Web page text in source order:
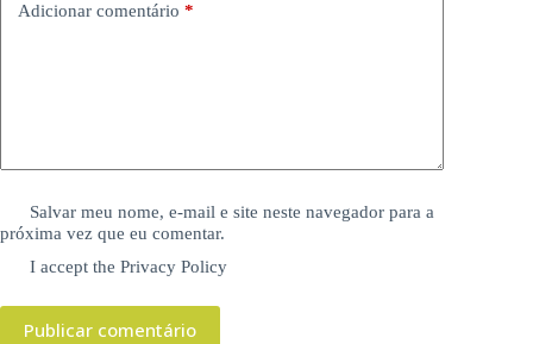
Adicionar comentário *
Salvar meu nome, e-mail e site neste navegador para a
próxima vez que eu comentar.
I accept thePrivacy Policy
Publicar comentário